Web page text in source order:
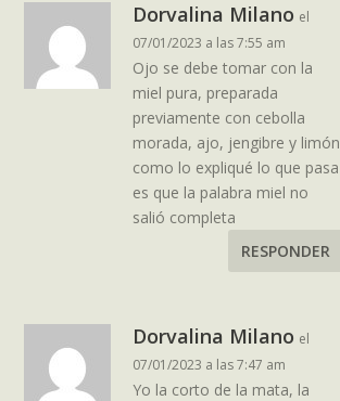
Dorvalina Milano el
07/01/2023 a las 7:55 am
Ojo se debe tomar con la
miel pura, preparada
previamente con cebolla
morada, ajo, jengibre y limón
como lo expliqué lo que pasa
es que la palabra miel no
salió completa
RESPONDER
Dorvalina Milano el
07/01/2023 a las 7:47 am
Yo la corto de la mata, la